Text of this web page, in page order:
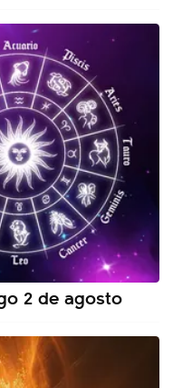
2 de agosto